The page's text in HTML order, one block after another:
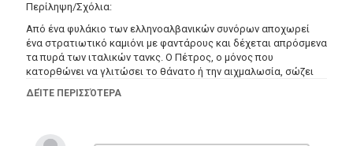
Περίληψη/Σχόλια:
Από ένα φυλάκιο των ελληνοαλβανικών συνόρων αποχωρεί
ένα στρατιωτικό καμιόνι με φαντάρους και δέχεται απρόσμενα
τα πυρά των ιταλικών τανκς. Ο Πέτρος, ο μόνος που
κατορθώνει να γλιτώσει το θάνατο ή την αιχμαλωσία, σώζει
μια χωριατοπούλα, τη Μαρία. Ωστόσο, οι Έλληνες
κατορθώνουν να ανακαταλάβουν το πολυβολείο,
ενάντια στους ιταλούς εισβολείς, ενώ παράλληλα ο ελληνικός
ΔΕΊΤΕ ΠΕΡΙΣΣΌΤΕΡΑ